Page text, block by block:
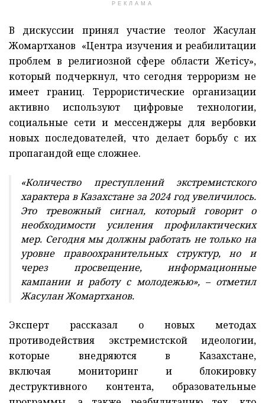
РЕКЛАМА
В дискуссии принял участие теолог Жасулан
Жомартханов «Центра изучения и реабилитации
проблем в религиозной сфере области Жетісу»,
который подчеркнул, что сегодня терроризм не
имеет границ. Террористические организации
активно используют цифровые технологии,
социальные сети и мессенджеры для вербовки
новых последователей, что делает борьбу с их
пропагандой еще сложнее.
«Количество преступлений экстремистского
характера в Казахстане за 2024 год увеличилось.
Это тревожный сигнал, который говорит о
необходимости усиления профилактических
мер. Сегодня мы должны работать не только на
уровне правоохранительных структур, но и
через просвещение, информационные
кампании и работу с молодежью», – отметил
Жасулан Жомартханов.
Эксперт рассказал о новых методах
противодействия экстремистской идеологии,
которые внедряются в Казахстане,
включая мониторинг и блокировку
деструктивного контента, образовательные